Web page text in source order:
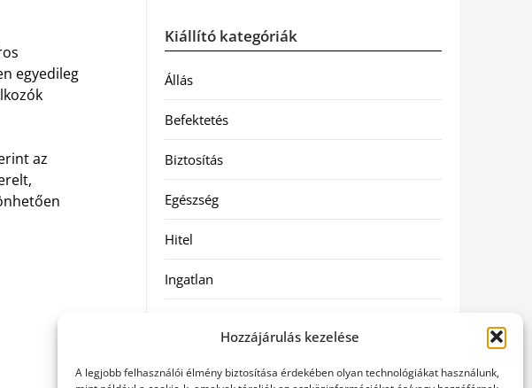
Hozzájárulás kezelése
A legjobb felhasználói élmény biztosítása érdekében olyan technológiákat használunk,
egyedileg
az
Kiállító kategóriák
Állás
Befektetés
Biztosítás
Egészség
Hitel
Ingatlan